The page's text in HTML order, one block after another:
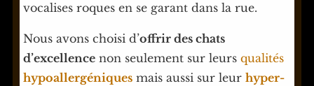
vocalises roques en se garant dans la rue.
Nous avons choisi d’offrir des chats
d’excellencenon seulement sur leurs qualités
hypoallergéniques mais aussi sur leur hyper-